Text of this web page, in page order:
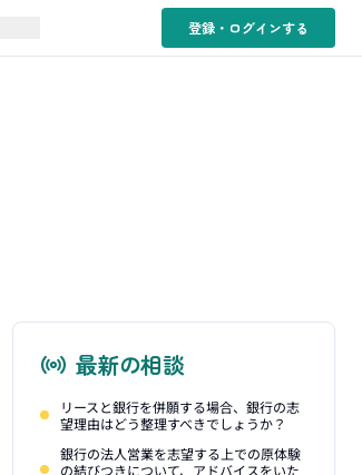
登録・ログインする
最新の相談
リースと銀行を併願する場合、銀行の志
望理由はどう整理すべきでしょうか？
銀行の法人営業を志望する上での原体験
の結びつきについて、アドバイスをいた